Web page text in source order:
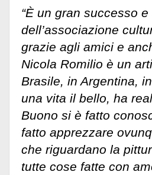
“È un gran successo
dell’associazione
grazie agli amici e
Nicola Romilio è un
Brasile, in Argentina,
una vita il bello, ha
Buono si è fatto
fatto apprezzare
che riguardano la
tutte cose fatte con